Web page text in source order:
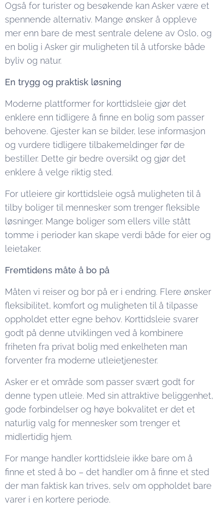
Også for turister og besøkende kan Asker være et
spennende alternativ. Mange ønsker å oppleve
mer enn bare de mest sentrale delene av Oslo, og
en bolig i Asker gir muligheten til å utforske både
byliv og natur.
En trygg og praktisk løsning
Moderne plattformer for korttidsleie gjør det
enklere enn tidligere å finne en bolig som passer
behovene. Gjester kan se bilder, lese informasjon
og vurdere tidligere tilbakemeldinger før de
bestiller. Dette gir bedre oversikt og gjør det
enklere å velge riktig sted.
For utleiere gir korttidsleie også muligheten til å
tilby boliger til mennesker som trenger fleksible
løsninger. Mange boliger som ellers ville stått
tomme i perioder kan skape verdi både for eier og
leietaker.
Fremtidens måte å bo på
Måten vi reiser og bor på er i endring. Flere ønsker
fleksibilitet, komfort og muligheten til å tilpasse
oppholdet etter egne behov. Korttidsleie svarer
godt på denne utviklingen ved å kombinere
friheten fra privat bolig med enkelheten man
forventer fra moderne utleietjenester.
Asker er et område som passer svært godt for
denne typen utleie. Med sin attraktive beliggenhet,
gode forbindelser og høye bokvalitet er det et
naturlig valg for mennesker som trenger et
midlertidig hjem.
For mange handler korttidsleie ikke bare om å
finne et sted å bo – det handler om å finne et sted
der man faktisk kan trives, selv om oppholdet bare
varer i en kortere periode.